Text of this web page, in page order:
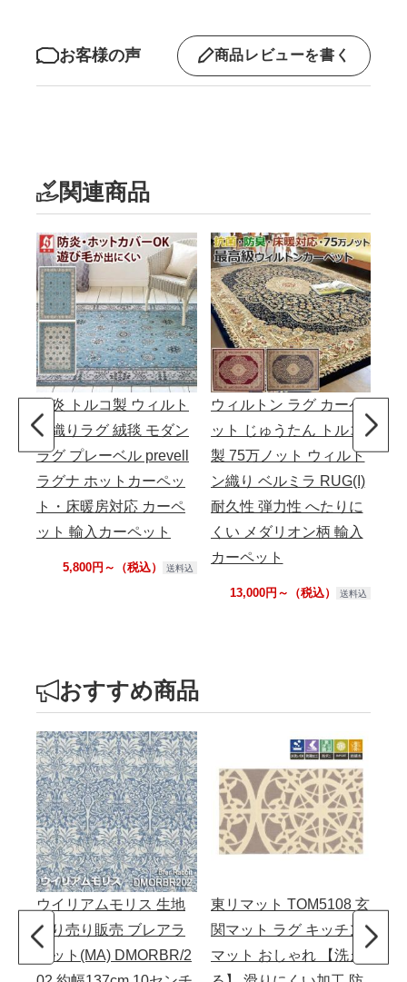
お客様の声 商品レビューを書く
関連商品
防炎 トルコ製 ウィルト
ン織りラグ 絨毯 モダン
ラグ プレーベル prevell
ラグナ ホットカーペッ
ト・床暖房対応 カーペ
ット 輸入カーペット
5,800円～（税込） 送料込
ウィルトン ラグ カーペ
ット じゅうたん トルコ
製 75万ノット ウィルト
ン織り ベルミラ RUG(I)
耐久性 弾力性 へたりに
くい メダリオン柄 輸入
カーペット
13,000円～（税込） 送料込
おすすめ商品
ウイリアムモリス 生地
切り売り販売 ブレアラ
ビット(MA) DMORBR/2
東リマット TOM5108 玄
関マット ラグ キッチン
マット おしゃれ 【洗え